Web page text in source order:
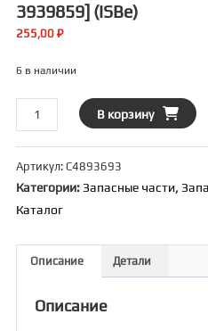
3939859] (ISBe)
255,00 ₽
6 в наличии
товара
Вкладыш
шатунный
нижний
[4893693,
В корзину
Артикул: C4893693
Категории: Запасные части,
Каталог
Описание Детали
Описание